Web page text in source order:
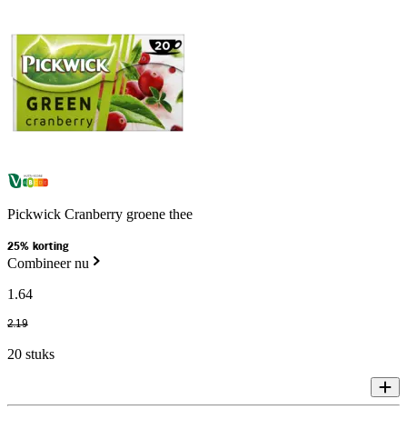
Pickwick Cranberry groene thee
25% korting
Combineer nu
1.64
2.19
20 stuks